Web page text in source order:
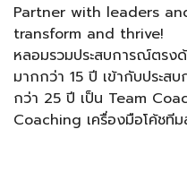
Partner with leaders
transform and thrive!
หลอมรวมประสบการณ์ตร
มากกว่า 15 ปี เข้ากับประ
กว่า 25 ปี เป็น Team
Coaching เครื่องมือโค้ชที